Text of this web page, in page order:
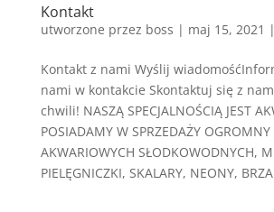
Kontakt
utworzone przez boss | maj 15, 2021
Kontakt z nami Wyślij
nami w kontakcie Skontaktuj się z
chwili! NASZĄ SPECJALNOŚCIĄ JEST
POSIADAMY W SPRZEDAŻY OGROMNY
AKWARIOWYCH SŁODKOWODNYCH,
PIELĘGNICZKI, SKALARY, NEONY,